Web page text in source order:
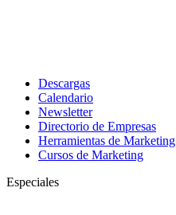
Descargas
Calendario
Newsletter
Directorio de Empresas
Herramientas de Marketing
Cursos de Marketing
Especiales